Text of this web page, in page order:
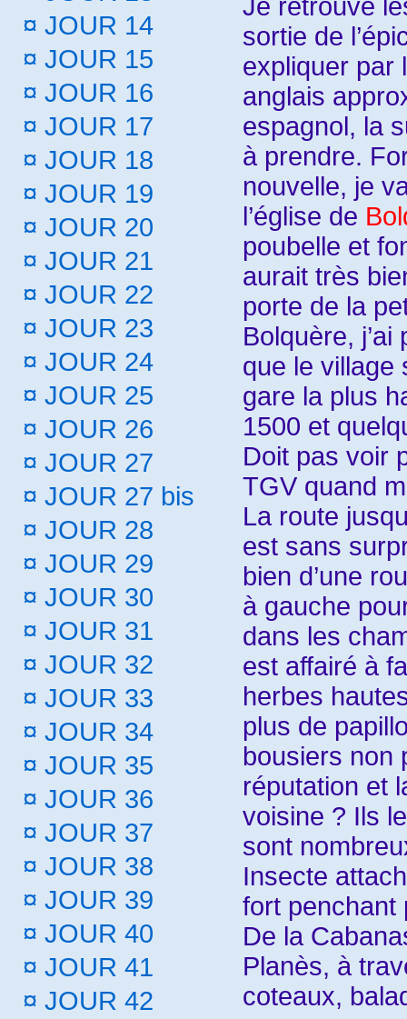
¤ JOUR 14
¤ JOUR 15
¤ JOUR 16
¤ JOUR 17
¤ JOUR 18
¤ JOUR 19
¤ JOUR 20
¤ JOUR 21
¤ JOUR 22
¤ JOUR 23
¤ JOUR 24
¤ JOUR 25
¤ JOUR 26
¤ JOUR 27
¤ JOUR 27 bis
¤ JOUR 28
¤ JOUR 29
¤ JOUR 30
¤ JOUR 31
¤ JOUR 32
¤ JOUR 33
¤ JOUR 34
¤ JOUR 35
¤ JOUR 36
¤ JOUR 37
¤ JOUR 38
¤ JOUR 39
¤ JOUR 40
¤ JOUR 41
¤ JOUR 42
Je retrouve
sortie de
expliquer par
anglais
espagnol, la
à prendre.
nouvelle, je
l’église de
poubelle et
aurait très
porte de la
Bolquère, j’ai
que le village
gare la plus
1500 et
Doit pas voir
TGV quand
La route
est sans
bien d’une
à gauche
dans les
est affairé à
herbes
plus de
bousiers non
réputation et
voisine ? Ils
sont
Insecte
fort penchant
De la
Planès, à
coteaux,